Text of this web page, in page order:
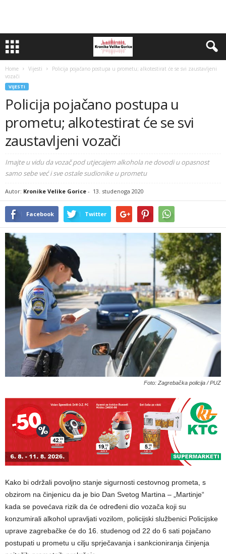
Home Vijesti
Policija pojačano postupa u prometu; alkotestirat će se svi zaustavljeni
vozači
VIJESTI
Policija pojačano postupa u
prometu; alkotestirat će se svi
zaustavljeni vozači
Imajte u vidu da vozač pod utjecajem alkohola ne dovodi u opasnost
samo sebe već i sve ostale sudionike u prometu
Autor: Kronike Velike Gorice - 13. studenoga 2020
Facebook Twitter
Foto: Zagrebačka policija / PUZ
Kako bi održali povoljno stanje sigurnosti cestovnog prometa, s
obzirom na činjenicu da je bio Dan Svetog Martina – „Martinje“
kada se povećava rizik da će određeni dio vozača koji su
konzumirali alkohol upravljati vozilom, policijski službenici Policijske
uprave zagrebačke će do 16. studenog od 22 do 6 sati pojačano
postupati u prometu u cilju sprječavanja i sankcioniranja činjenja